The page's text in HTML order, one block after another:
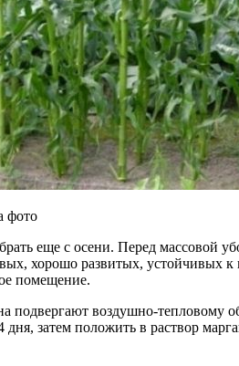
фото
еще с осени. Перед массовой
хорошо развитых,
помещение.
подвергают воздушно-тепловому
дня, затем положить в раствор